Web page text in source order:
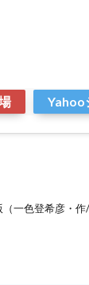
Yahoo
一色登希彦・